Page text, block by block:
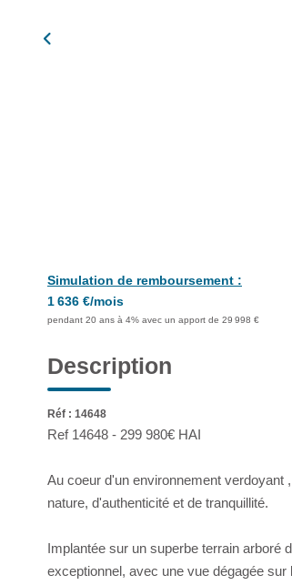
Simulation de remboursement :
1 636 €/mois
pendant 20 ans à 4% avec un apport de 29 998 €
Description
Réf : 14648
Ref 14648 - 299 980€ HAI
Au coeur d'un environnement verdoyant
nature, d'authenticité et de tranquillité.
Implantée sur un superbe terrain arboré
exceptionnel, avec une vue dégagée